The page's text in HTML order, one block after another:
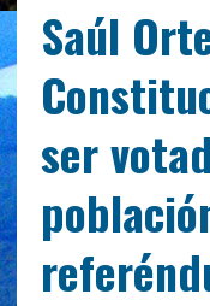
Saúl
ser